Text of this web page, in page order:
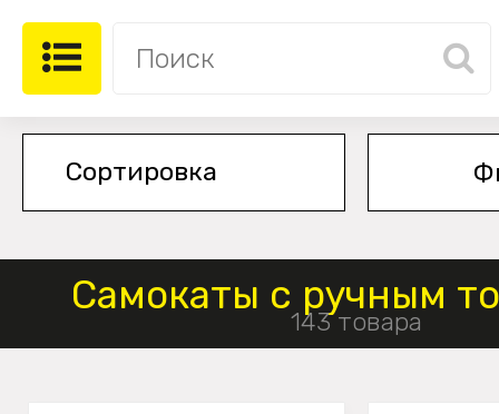
Самокаты с ручным
143 товара